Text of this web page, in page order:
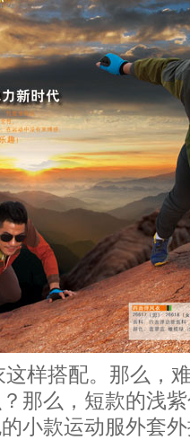
样搭配。那么，
那么，短款的浅
小款运动服外套